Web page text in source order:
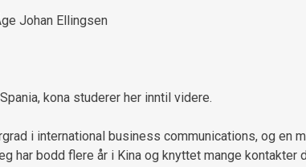
Johan Ellingsen
kona studerer her inntil videre.
i international business communications, og
har bodd flere år i Kina og knyttet mange